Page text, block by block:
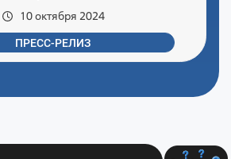
10 октября 2024
ПРЕСС-РЕЛИЗ